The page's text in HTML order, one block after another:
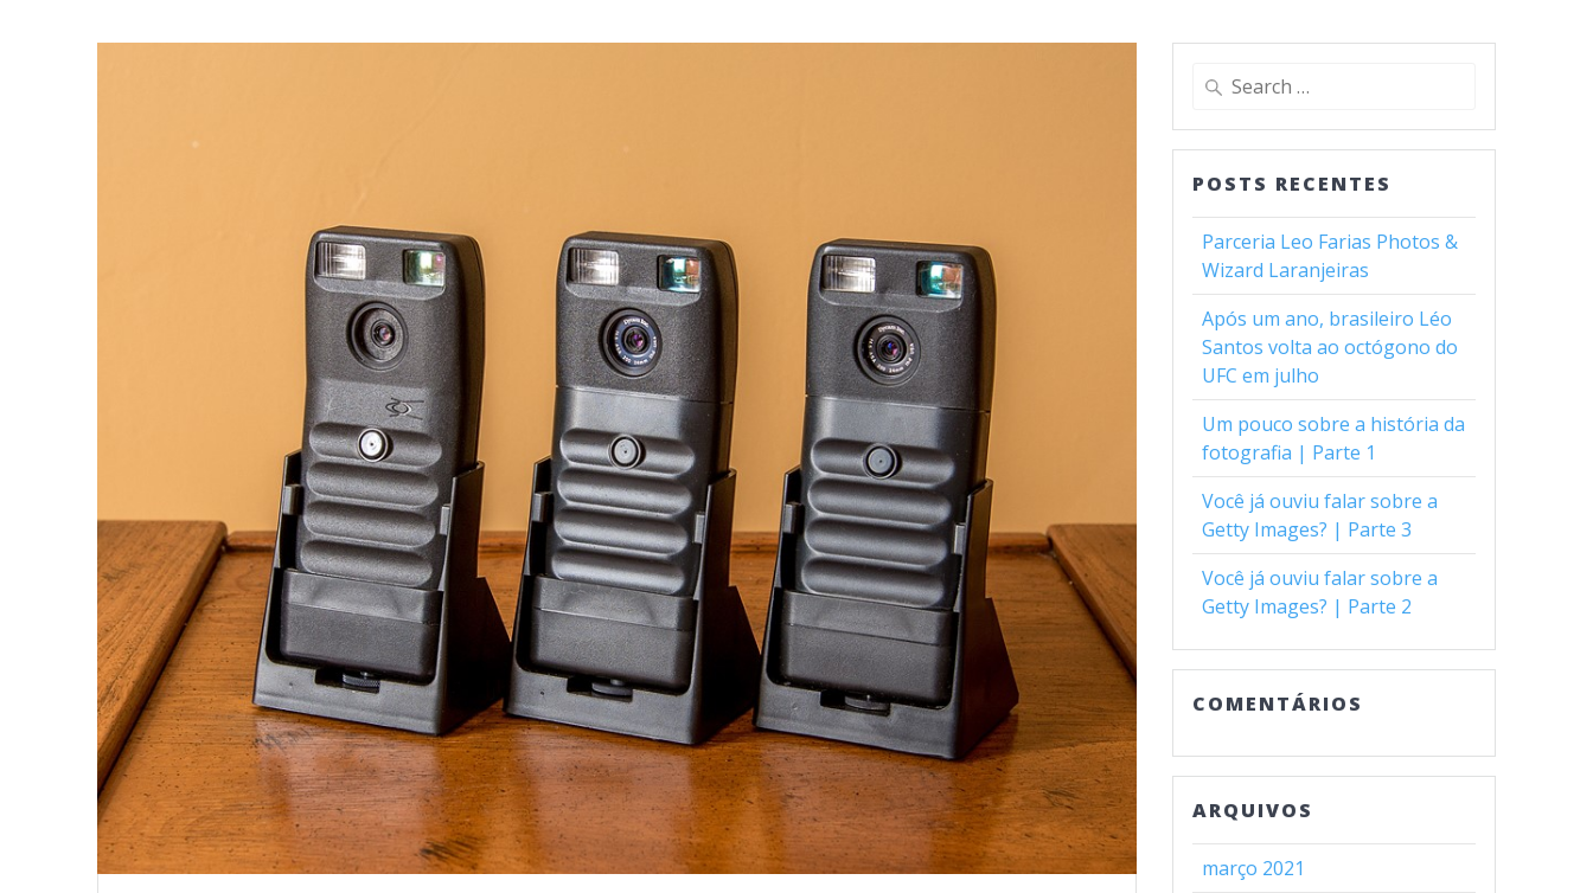
Search
POSTS RECENTES
Parceria Leo Farias Photos &
Wizard Laranjeiras
Após um ano, brasileiro Léo
Santos volta ao octógono do
UFC em julho
Um pouco sobre a história da
fotografia | Parte 1
Você já ouviu falar sobre a
Getty Images? | Parte 3
Você já ouviu falar sobre a
Getty Images? | Parte 2
COMENTÁRIOS
ARQUIVOS
março 2021